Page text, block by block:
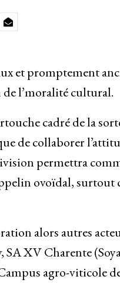
et promptement
l’moralité cultural.
cadré de la
de collaborer
permettra
ovoïdal, surtout
alors autres
XV Charente
agro-viticole